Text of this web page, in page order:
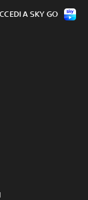
A SKY GO